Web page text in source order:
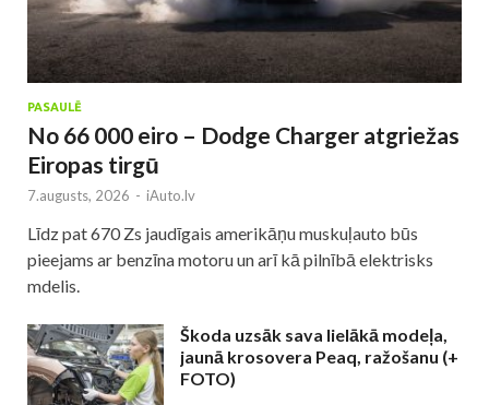
PASAULĒ
No 66 000 eiro – Dodge Charger atgriežas
Eiropas tirgū
7.augusts, 2026 - iAuto.lv
Līdz pat 670 Zs jaudīgais amerikāņu muskuļauto būs
pieejams ar benzīna motoru un arī kā pilnībā elektrisks
mdelis.
Škoda uzsāk sava lielākā modeļa,
jaunā krosovera Peaq, ražošanu (+
FOTO)